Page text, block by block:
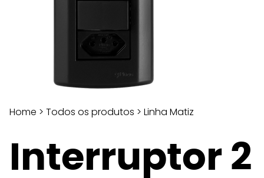
Home > Todos os produtos > Linha Matiz
Interruptor 2